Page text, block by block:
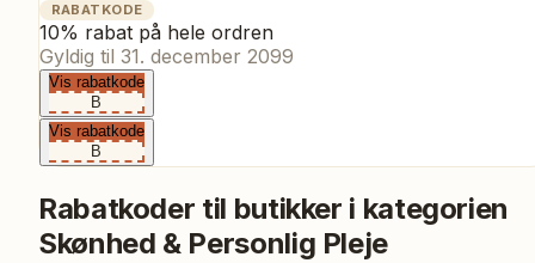
RABATKODE
10% rabat på hele ordren
Gyldig til 31. december 2099
Vis rabatkode
B
Vis rabatkode
B
Rabatkoder til butikker i kategorien
Skønhed & Personlig Pleje